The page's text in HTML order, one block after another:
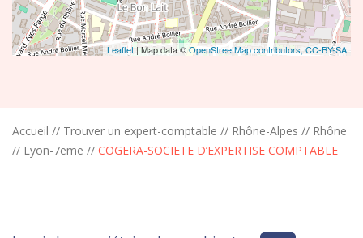
Leaflet | Map data ©OpenStreetMap contributors, CC-BY-SA
Accueil // Trouver un expert-comptable // Rhône-Alpes // Rhône
// Lyon-7eme // COGERA-SOCIETE D’EXPERTISE COMPTABLE